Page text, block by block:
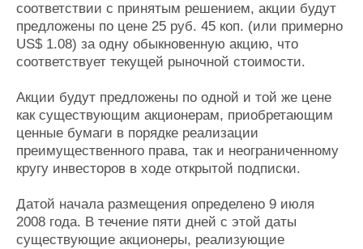
соответствии с принятым решением, акции будут
предложены по цене 25 руб. 45 коп. (или примерно
US$ 1.08) за одну обыкновенную акцию, что
соответствует текущей рыночной стоимости.
Акции будут предложены по одной и той же цене
как существующим акционерам, приобретающим
ценные бумаги в порядке реализации
преимущественного права, так и неограниченному
кругу инвесторов в ходе открытой подписки.
Датой начала размещения определено 9 июля
2008 года. В течение пяти дней с этой даты
существующие акционеры, реализующие